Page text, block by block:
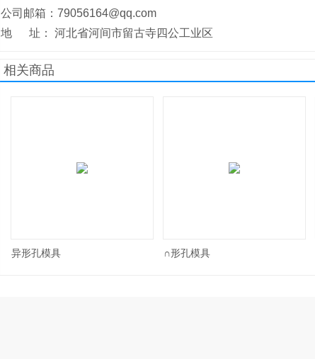
公司邮箱：79056164@qq.com
地 址： 河北省河间市留古寺四公工业区
相关商品
异形孔模具 ∩形孔模具